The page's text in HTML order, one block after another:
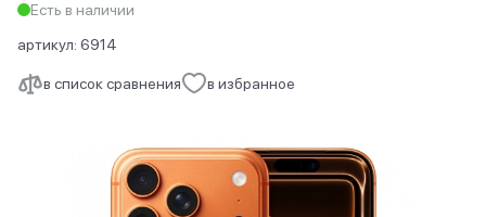
в список сравнения в избранное
Есть в наличии
артикул: 6914